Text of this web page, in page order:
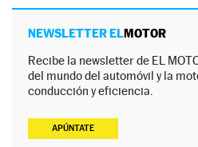
NEWSLETTER ELMOTOR
Recibe la newsletter de EL
del mundo del automóvil y la
conducción y eficiencia.
APÚNTATE